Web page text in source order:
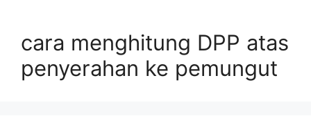
cara menghitung DPP atas
penyerahan ke pemungut